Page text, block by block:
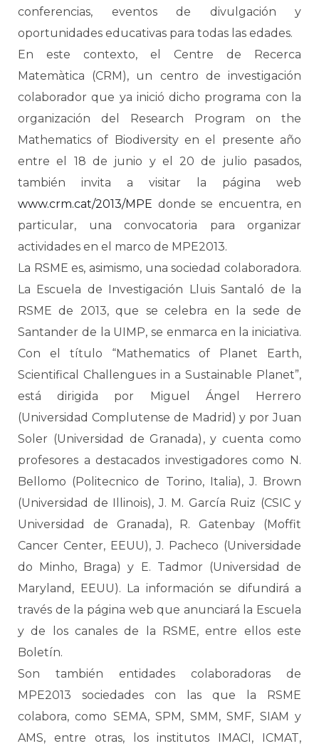
conferencias, eventos de divulgación y
oportunidades educativas para todas las edades.
En este contexto, el Centre de Recerca
Matemàtica (CRM), un centro de investigación
colaborador que ya inició dicho programa con la
organización del Research Program on the
Mathematics of Biodiversity en el presente año
entre el 18 de junio y el 20 de julio pasados,
también invita a visitar la página web
www.crm.cat/2013/MPE donde se encuentra, en
particular, una convocatoria para organizar
actividades en el marco de MPE2013.
La RSME es, asimismo, una sociedad colaboradora.
La Escuela de Investigación Lluis Santaló de la
RSME de 2013, que se celebra en la sede de
Santander de la UIMP, se enmarca en la iniciativa.
Con el título “Mathematics of Planet Earth,
Scientifical Challengues in a Sustainable Planet”,
está dirigida por Miguel Ángel Herrero
(Universidad Complutense de Madrid) y por Juan
Soler (Universidad de Granada), y cuenta como
profesores a destacados investigadores como N.
Bellomo (Politecnico de Torino, Italia), J. Brown
(Universidad de Illinois), J. M. García Ruiz (CSIC y
Universidad de Granada), R. Gatenbay (Moffit
Cancer Center, EEUU), J. Pacheco (Universidade
do Minho, Braga) y E. Tadmor (Universidad de
Maryland, EEUU). La información se difundirá a
través de la página web que anunciará la Escuela
y de los canales de la RSME, entre ellos este
Boletín.
Son también entidades colaboradoras de
MPE2013 sociedades con las que la RSME
colabora, como SEMA, SPM, SMM, SMF, SIAM y
AMS, entre otras, los institutos IMACI, ICMAT,